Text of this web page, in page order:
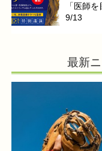
「医師
9/13
最新